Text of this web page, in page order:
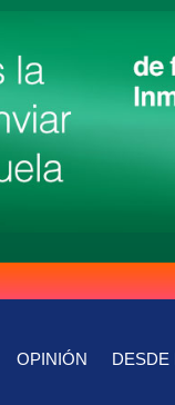
OPINIÓN DESDE